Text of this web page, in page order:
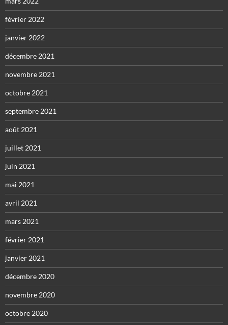
février 2022
janvier 2022
décembre 2021
novembre 2021
octobre 2021
septembre 2021
août 2021
juillet 2021
juin 2021
mai 2021
avril 2021
mars 2021
février 2021
janvier 2021
décembre 2020
novembre 2020
octobre 2020